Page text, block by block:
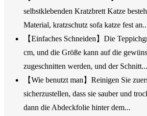
selbstklebenden Kratzbrett Katze
Material, kratzschutz sofa katze fest
【Einfaches Schneiden】Die
cm, und die Größe kann auf die
zugeschnitten werden, und der Schnitt...
【Wie benutzt man】Reinigen Sie
sicherzustellen, dass sie sauber und
dann die Abdeckfolie hinter dem...